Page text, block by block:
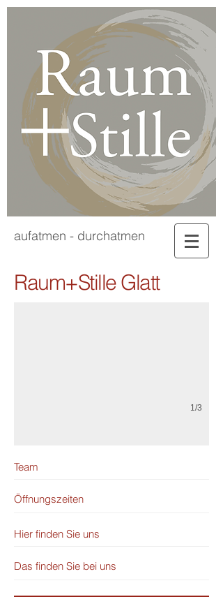
aufatmen - durchatmen
Raum+Stille Glatt
Gönnen Sie sich eine
Dies ist ein Ort der Stille, Entspannung,
1/3
Team
Öffnungszeiten
Hier finden Sie uns
Das finden Sie bei uns